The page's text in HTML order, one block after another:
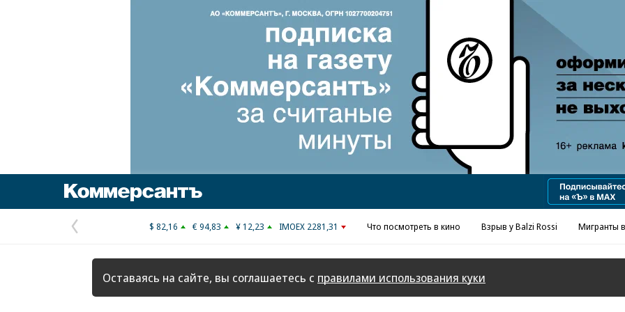
Реклама в «Ъ» www.kommersant.ru/ad
Предыдущая
страница
$ 82,16 € 94,83 ¥ 12,23 IMOEX 2281,31 Что посмотреть в кино Взрыв у Balzi Rossi Мигранты
Оставаясь на сайте, вы соглашаетесь с правилами использования куки